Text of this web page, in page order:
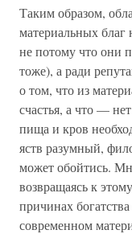
Таким образом,
материальных благ
не потому что они
тоже), а ради
о том, что из
счастья, а что —
пища и кров
яств разумный,
может обойтись.
возвращаясь к
причинах
современном